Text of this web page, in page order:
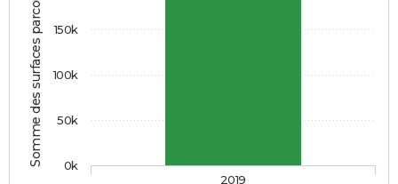
Somme des surfaces parcourues (m²)
2019
0k
50k
100k
150k